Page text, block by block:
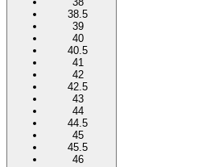
38.5
39
40
40.5
41
42
42.5
43
44
44.5
45
45.5
46